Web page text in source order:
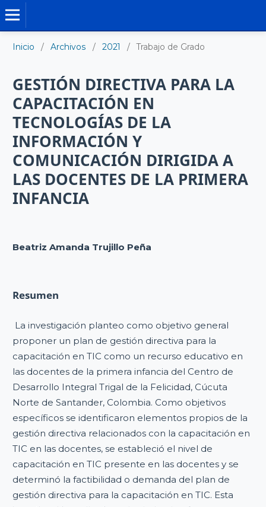
Inicio / Archivos / 2021 / Trabajo de Grado
GESTIÓN DIRECTIVA PARA LA
CAPACITACIÓN EN
TECNOLOGÍAS DE LA
INFORMACIÓN Y
COMUNICACIÓN DIRIGIDA A
LAS DOCENTES DE LA PRIMERA
INFANCIA
Beatriz Amanda Trujillo Peña
Resumen
La investigación planteo como objetivo general
proponer un plan de gestión directiva para la
capacitación en TIC como un recurso educativo en
las docentes de la primera infancia del Centro de
Desarrollo Integral Trigal de la Felicidad, Cúcuta
Norte de Santander, Colombia. Como objetivos
específicos se identificaron elementos propios de la
gestión directiva relacionados con la capacitación en
TIC en las docentes, se estableció el nivel de
capacitación en TIC presente en las docentes y se
determinó la factibilidad o demanda del plan de
gestión directiva para la capacitación en TIC. Esta